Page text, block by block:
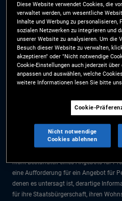
Anlegerrechte
Site Map
PIMCO ESG Rating
Die Informationen auf dieser Website
Staatsbürger bestimmt.
ausschließlich zu Informationszwecken
Anlageberatung verstanden werden.
Die Produkte und Dienstleistungen
nicht Bestandteil eines Angebots für
eine Aufforderung für ein Angebot für
denen es untersagt ist, derartige
für ihre Staatsbürgerschaft, ihren
Diese Website verwendet Cookies, die
verwaltet werden, um wesentliche
Inhalte und Werbung zu personalisieren,
sozialen Netzwerken zu integrieren und
unserer Website zu analysieren. Um die
Besuch dieser Website zu verwalten,
akzeptieren" oder "Nicht notwendige
Cookie-Einstellungen auch jederzeit
anpassen und auswählen, welche
weitere Informationen lesen Sie bitte
Cookie-
Nicht notwendige
Cookies ablehnen